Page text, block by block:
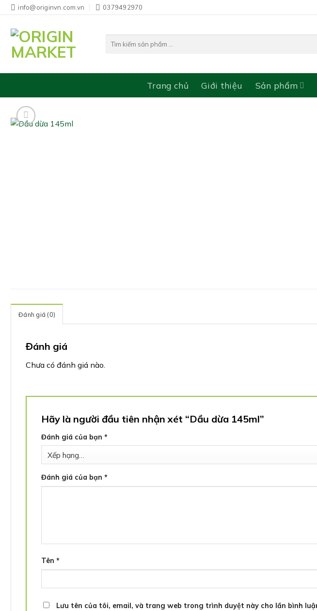
qua
info@originvn.com.vn 0379492970
kiếm:
Trang chủ Giới thiệu Sản phẩm
Đánh giá (0)
Đánh giá
Chưa có đánh giá nào.
Hãy là người đầu tiên nhận xét “Dầu dừa 145ml”
Đánh giá của bạn *
Đánh giá của bạn *
Tên *
Lưu tên của tôi, email, và trang web trong trình duyệt này cho lần bình